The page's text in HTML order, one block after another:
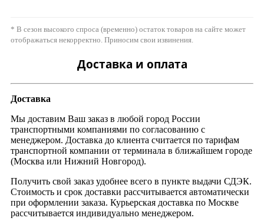
* В сезон высокого спроса (временно) остаток товаров на сайте может
отображаться некорректно. Приносим свои извинения.
Доставка и оплата
Доставка
Мы доставим Ваш заказ в любой город России
транспортными компаниями по согласованию с
менеджером. Доставка до клиента считается по тарифам
транспортной компании от терминала в ближайшем городе
(Москва или Нижний Новгород).
Получить свой заказ удобнее всего в пункте выдачи СДЭК.
Стоимость и срок доставки рассчитывается автоматически
при оформлении заказа. Курьерская доставка по Москве
рассчитывается индивидуально менеджером.